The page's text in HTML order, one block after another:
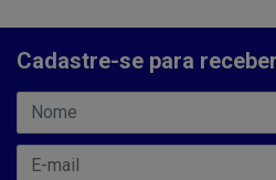
Cadastre-se para